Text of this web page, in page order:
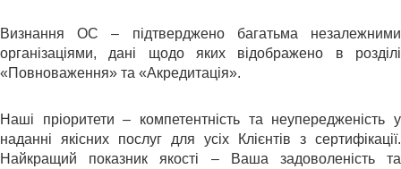
Визнання ОС – підтверджено багатьма незалежними
організаціями, дані щодо яких відображено в розділі
«Повноваження» та «Акредитація».
Наші пріоритети – компетентність та неупередженість у
наданні якісних послуг для усіх Клієнтів з сертифікації.
Найкращий показник якості – Ваша задоволеність та